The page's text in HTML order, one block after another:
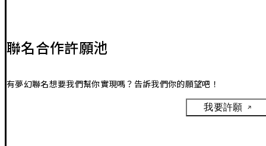
聯名合作許願池
有夢幻聯名想要我們幫你實現嗎？告訴我們你的願望吧！
我要許願